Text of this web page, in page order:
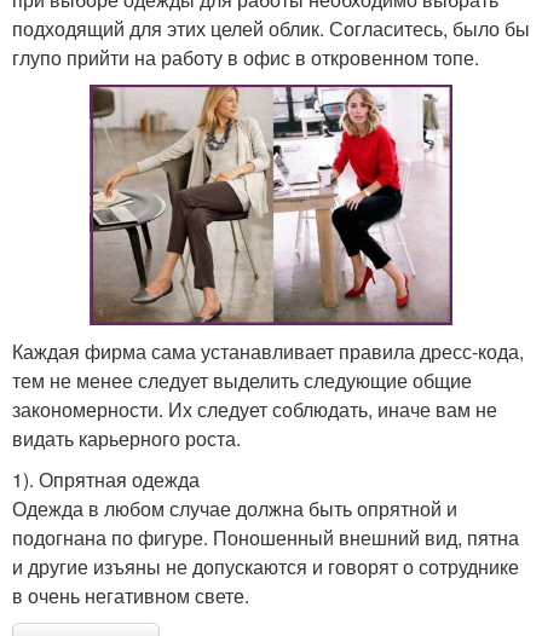
подходящий для этих целей облик. Согласитесь, было бы
глупо прийти на работу в офис в откровенном топе.
Каждая фирма сама устанавливает правила дресс-кода,
тем не менее следует выделить следующие общие
закономерности. Их следует соблюдать, иначе вам не
видать карьерного роста.
1). Опрятная одежда
Одежда в любом случае должна быть опрятной и
подогнана по фигуре. Поношенный внешний вид, пятна
и другие изъяны не допускаются и говорят о сотруднике
в очень негативном свете.